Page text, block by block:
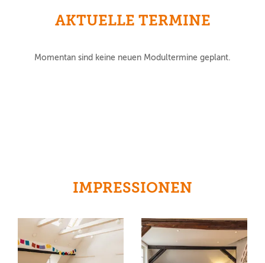
AKTUELLE TERMINE
Momentan sind keine neuen Modultermine geplant.
IMPRESSIONEN